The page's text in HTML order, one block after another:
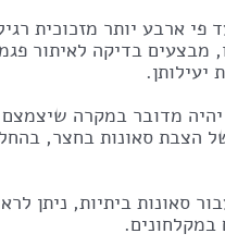
פי ארבע יותר מזכוכית
בדיקה לאיתור
מדובר במקרה
הצבת סאונות בחצר,
סאונות ביתיות, ניתן
במקלחונים.